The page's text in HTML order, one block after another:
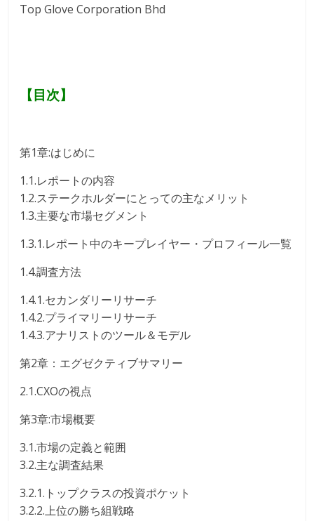
Top Glove Corporation Bhd
【目次】
第1章:はじめに
1.1.レポートの内容
1.2.ステークホルダーにとっての主なメリット
1.3.主要な市場セグメント
1.3.1.レポート中のキープレイヤー・プロフィール一覧
1.4.調査方法
1.4.1.セカンダリーリサーチ
1.4.2.プライマリーリサーチ
1.4.3.アナリストのツール＆モデル
第2章：エグゼクティブサマリー
2.1.CXOの視点
第3章:市場概要
3.1.市場の定義と範囲
3.2.主な調査結果
3.2.1.トップクラスの投資ポケット
3.2.2.上位の勝ち組戦略